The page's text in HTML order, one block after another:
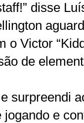
disse
o Victor
de
surpreendi
e